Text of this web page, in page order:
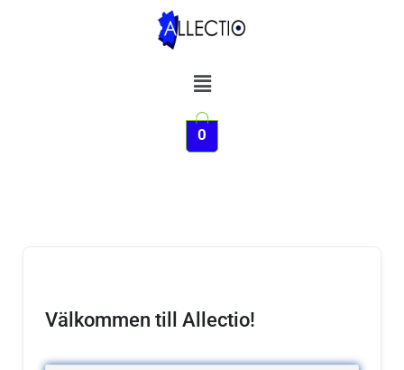
Meny
0
Välkommen till Allectio!